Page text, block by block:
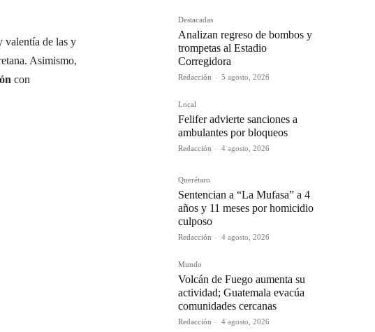
valentía de las y
Asimismo,
con
Destacadas
Analizan regreso de bombos y
trompetas al Estadio
Corregidora
Redacción - 5 agosto, 2026
Local
Felifer advierte sanciones a
ambulantes por bloqueos
Redacción - 4 agosto, 2026
Querétaro
Sentencian a “La Mufasa” a 4
años y 11 meses por homicidio
culposo
Redacción - 4 agosto, 2026
Mundo
Volcán de Fuego aumenta su
actividad; Guatemala evacúa
comunidades cercanas
Redacción - 4 agosto, 2026